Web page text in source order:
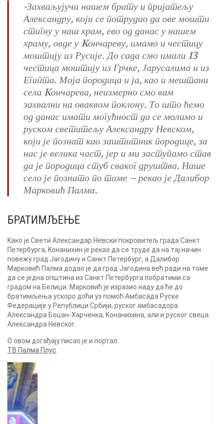
-Захваљујучи нашем брату и пријатељу
Александру, који се потрудио да ове мошти
стигну у наш храм, ево од данас у нашем
храму, овде у Kончареву, имамо и честицу
моштију из Русије. До сада смо имали 13
честица моштију из Грчке, Јарусалима и из
Египта. Моја породица и ја, као и мештани
села Kончарева, неизмерно смо вам
захвални на оваквом поклону. То што ћемо
од данас имати могућност да се молимо и
руском светитељу Александру Невском,
који је познат као заштитник породице, за
нас је велика част, јер и ми заступамо став
да је породица стуб сваког друштва. Наше
село је познато по томе – рекао је Далибор
Марковић Палма.
БРАТИМЉЕЊЕ
Kако је Свети Александар Невски покровитељ града Санкт
Петербурга, Kонанихин је рекао да се труде да на тај начин
повежу град Јагодину и Санкт Петербург, а Далибор
Марковић Палма додао је да град Јагодина већ ради на томе
да се једна општина из Санкт Петербурга побратими са
градом на Белици. Марковић је изразио наду да ће до
братимљења ускоро доћи уз помоћ Амбасада Руске
Федерације у Републици Србији, руског амбасадора
Александра Боцан-Харченка, Kонанихина, али и руског свеца
Александра Невског.
О овом догађају писао је и портал
ТВ Палма Плус